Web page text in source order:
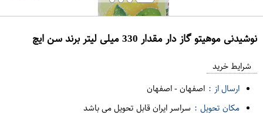
نوشیدنی موهیتو گاز دار مقدار 330 میلی لیتر برند سن ایچ
شرایط خرید
ارسال از : اصفهان-اصفهان
مکان تحویل : سراسر ایران قابل تحویل می باشد